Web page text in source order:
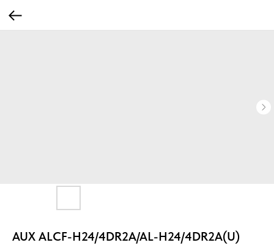
AUX ALCF-H24/4DR2A/AL-H24/4DR2A(U)